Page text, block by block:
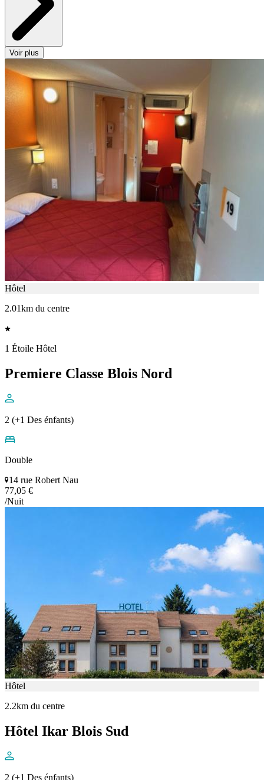
Voir plus
Hôtel
2.01km du centre
1 Étoile Hôtel
Premiere Classe Blois Nord
2 (+1 Des énfants)
Double
14 rue Robert Nau
77,05 €
/Nuit
Hôtel
2.2km du centre
Hôtel Ikar Blois Sud
2 (+1 Des énfants)